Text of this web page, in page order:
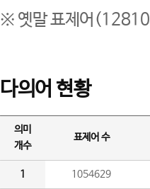
※ 옛말 표제어(12810
다의어 현황
의미
개수
표제어 수
1 1054629